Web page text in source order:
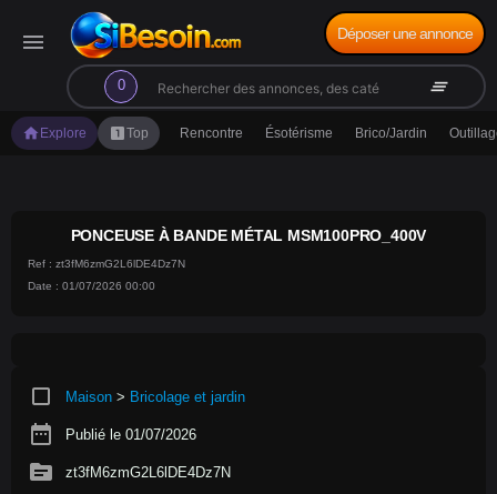
menu
0
search clear_all
Déposer une annonce
home Explore looks_oneTop Rencontre Ésotérisme Brico/Jardin
PONCEUSE À BANDE MÉTAL MSM100PRO_400V
Ref : zt3fM6zmG2L6lDE4Dz7N
Date : 01/07/2026 00:00
crop_square Maison > Bricolage et jardin
date_range Publié le 01/07/2026
source zt3fM6zmG2L6lDE4Dz7N